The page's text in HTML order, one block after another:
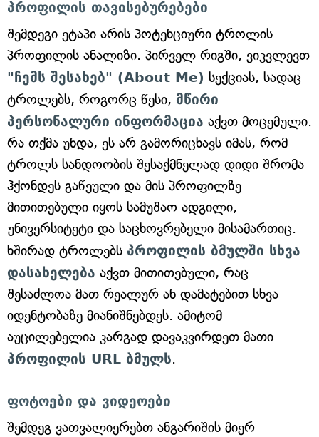
პროფილის თავისებურებები
შემდეგი ეტაპი არის პოტენციური ტროლის
პროფილის ანალიზი. პირველ რიგში, ვიკვლევთ
"ჩემს შესახებ" (About Me) სექციას, სადაც
ტროლებს, როგორც წესი, მწირი
პერსონალური ინფორმაცია აქვთ მოცემული.
რა თქმა უნდა, ეს არ გამორიცხავს იმას, რომ
ტროლს სანდოობის შესაქმნელად დიდი შრომა
ჰქონდეს გაწეული და მის პროფილზე
მითითებული იყოს სამუშაო ადგილი,
უნივერსიტეტი და საცხოვრებელი მისამართიც.
ხშირად ტროლებს პროფილის ბმულში სხვა
დასახელება აქვთ მითითებული, რაც
შესაძლოა მათ რეალურ ან დამატებით სხვა
იდენტობაზე მიანიშნებდეს. ამიტომ
აუცილებელია კარგად დავაკვირდეთ მათი
პროფილის URL ბმულს.
ფოტოები და ვიდეოები
შემდეგ ვათვალიერებთ ანგარიშის მიერ